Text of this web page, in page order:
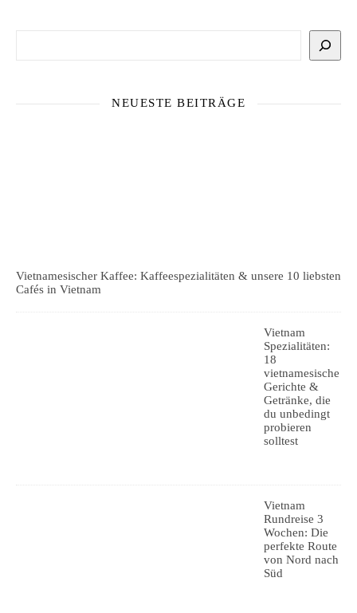
NEUESTE BEITRÄGE
Vietnamesischer Kaffee: Kaffeespezialitäten & unsere 10 liebsten
Cafés in Vietnam
Vietnam
Spezialitäten:
18
vietnamesische
Gerichte &
Getränke, die
du unbedingt
probieren
solltest
Vietnam
Rundreise 3
Wochen: Die
perfekte Route
von Nord nach
Süd